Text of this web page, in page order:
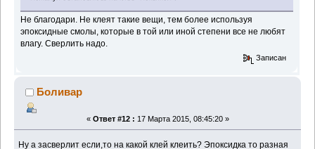
Не благодари. Не клеят такие вещи, тем более используя
эпоксидные смолы, которые в той или иной степени все не любят
влагу. Сверлить надо.
Записан
Боливар
« Ответ #12 : 17 Марта 2015, 08:45:20 »
Ну а засверлит если,то на какой клей клеить? Эпоксидка то разная